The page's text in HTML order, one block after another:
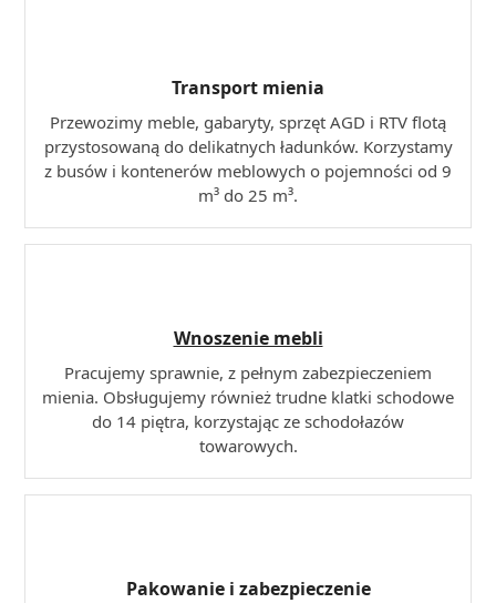
Transport mienia
Przewozimy meble, gabaryty, sprzęt AGD i RTV flotą
przystosowaną do delikatnych ładunków. Korzystamy
z busów i kontenerów meblowych o pojemności od 9
m³ do 25 m³.
Wnoszenie mebli
Pracujemy sprawnie, z pełnym zabezpieczeniem
mienia. Obsługujemy również trudne klatki schodowe
do 14 piętra, korzystając ze schodołazów
towarowych.
Pakowanie i zabezpieczenie